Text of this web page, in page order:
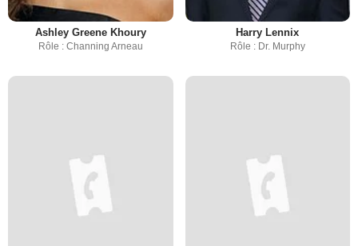
Ashley Greene Khoury
Rôle : Channing Arneau
Harry Lennix
Rôle : Dr. Murphy